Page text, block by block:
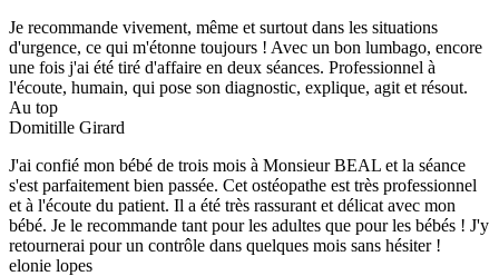
Je recommande vivement, même et surtout dans les situations
d'urgence, ce qui m'étonne toujours ! Avec un bon lumbago, encore
une fois j'ai été tiré d'affaire en deux séances. Professionnel à
l'écoute, humain, qui pose son diagnostic, explique, agit et résout.
Au top
Domitille Girard
J'ai confié mon bébé de trois mois à Monsieur BEAL et la séance
s'est parfaitement bien passée. Cet ostéopathe est très professionnel
et à l'écoute du patient. Il a été très rassurant et délicat avec mon
bébé. Je le recommande tant pour les adultes que pour les bébés ! J'y
retournerai pour un contrôle dans quelques mois sans hésiter !
elonie lopes